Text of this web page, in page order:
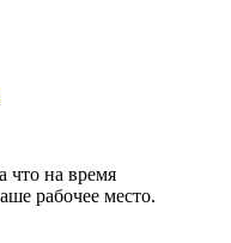
что на время
рабочее место.